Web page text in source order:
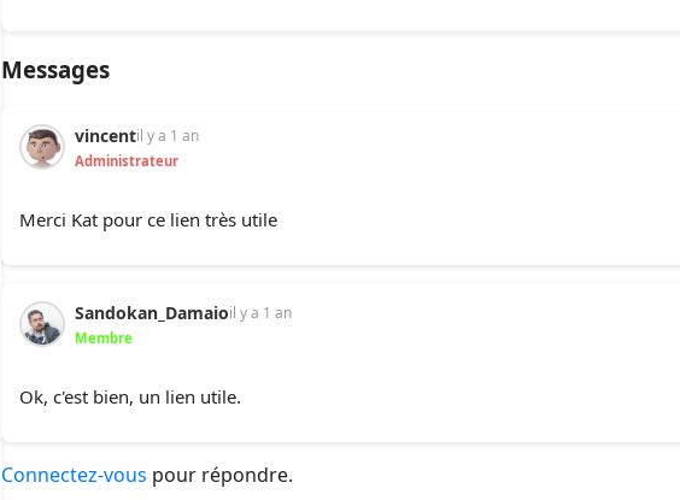
Messages
vincentil y a 1 an
Administrateur
Merci Kat pour ce lien très utile
Sandokan_Damaioil y a 1 an
Membre
Ok, c'est bien, un lien utile.
Connectez-vous pour répondre.